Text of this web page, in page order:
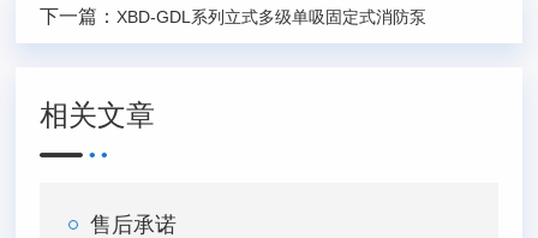
下一篇： XBD-GDL系列立式多级单吸固定式消防泵
相关文章
售后承诺